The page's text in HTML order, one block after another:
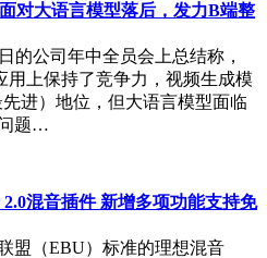
对大语言模型落后，发力B端整
的公司年中全员会上总结称，
用上保持了竞争力，视频生成模
先进）地位，但大语言模型面临
题…
混音插件 新增多项功能支持免
盟（EBU）标准的理想混音